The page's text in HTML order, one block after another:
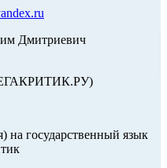
Дмитриевич
на государственный язык